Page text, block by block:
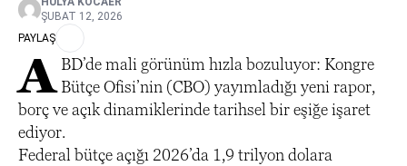
ŞUBAT 12, 2026
PAYLAŞ
A BD’de mali görünüm hızla bozuluyor: Kongre
Bütçe Ofisi’nin (CBO) yayımladığı yeni rapor,
borç ve açık dinamiklerinde tarihsel bir eşiğe işaret
ediyor.
Federal bütçe açığı 2026’da 1,9 trilyon dolara